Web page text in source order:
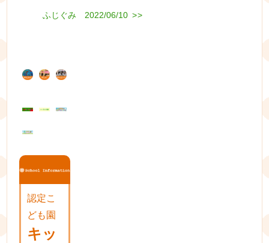
ナ
ー
シ
ン
Next
ふじぐみ 2022/06/10 >>
認定こ
ども園
キッ